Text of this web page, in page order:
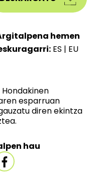
hemen
ES | EU
esparruan
diren ekintza
hau